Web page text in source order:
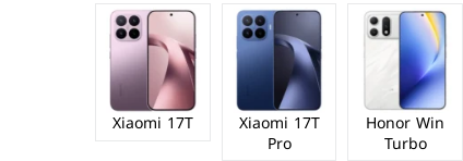
Honor Win
Turbo
Xiaomi 17T
Pro
Xiaomi 17T